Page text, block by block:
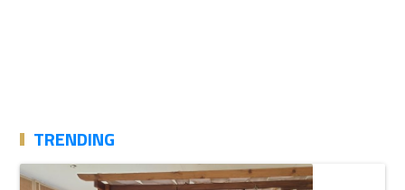
TRENDING